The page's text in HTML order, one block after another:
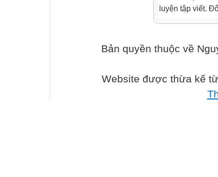
luyện tập viết.
Bản quyền thuộc về
Website được thừa kế